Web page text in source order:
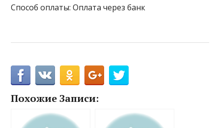
Способ оплаты: Оплата через банк
Похожие Записи: